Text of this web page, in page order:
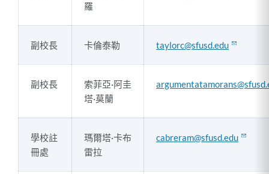
羅
副校長 卡倫泰勒 taylorc@sfusd.edu
副校長
索菲亞·阿圭
塔·莫蘭
學校註
冊處
瑪爾塔·卡布
雷拉
cabreram@sfusd.edu